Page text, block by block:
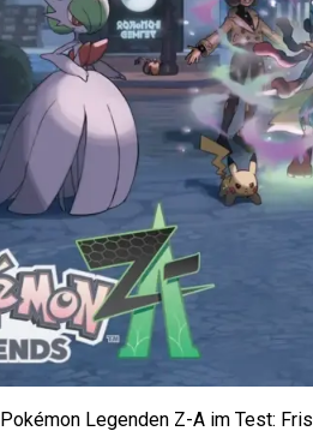
Pokémon Legenden Z-A im Test: